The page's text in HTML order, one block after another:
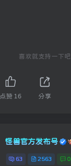
喜欢就支持一下吧
点赞 16 分享
怪兽官方发布号
63 2563 0